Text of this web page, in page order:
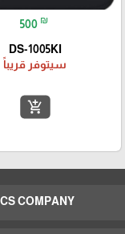
500 ₪
DS-1005KI
سيتوفر قريباً
add_shopping_cart
COMPANY ©